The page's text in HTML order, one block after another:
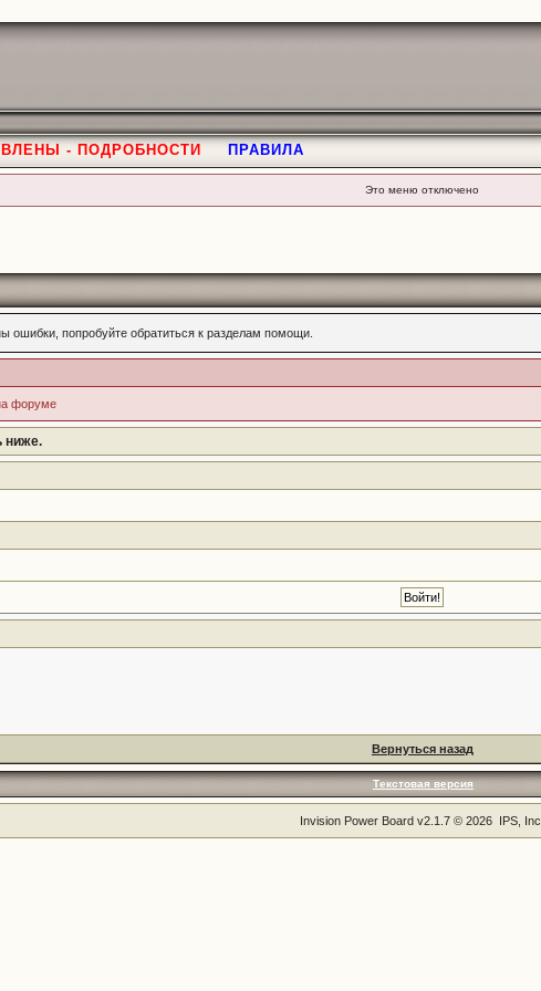
- ПОДРОБНОСТИ ПРАВИЛА
Это меню отключено
попробуйте обратиться к разделам помощи.
форуме
ниже.
Вернуться назад
Текстовая версия
Invision Power Board v2.1.7 © 2026 IPS, Inc.